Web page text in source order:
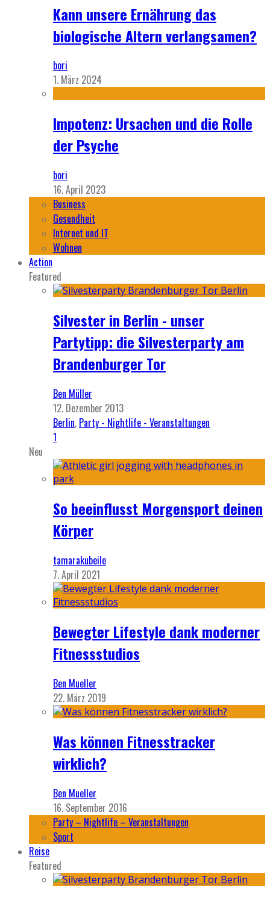
Kann unsere Ernährung das
biologische Altern verlangsamen?
bori
1. März 2024
Impotenz: Ursachen und die Rolle
der Psyche
bori
16. April 2023
Business
Gesundheit
Internet und IT
Wohnen
Action
Featured
Silvester in Berlin - unser
Partytipp: die Silvesterparty am
Brandenburger Tor
Ben Müller
12. Dezember 2013
Berlin, Party - Nightlife - Veranstaltungen
1
Neu
So beeinflusst Morgensport deinen
Körper
tamarakubeile
7. April 2021
Bewegter Lifestyle dank moderner
Fitnessstudios
Ben Mueller
22. März 2019
Was können Fitnesstracker
wirklich?
Ben Mueller
16. September 2016
Party – Nightlife – Veranstaltungen
Sport
Reise
Featured